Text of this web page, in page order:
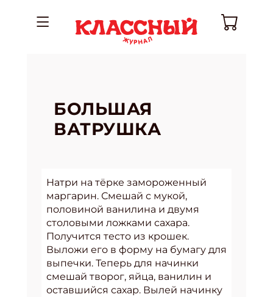
БОЛЬШАЯ
ВАТРУШКА
Натри на тёрке замороженный
маргарин. Смешай с мукой,
половиной ванилина и двумя
столовыми ложками сахара.
Получится тесто из крошек.
Выложи его в форму на бумагу для
выпечки. Теперь для начинки
смешай творог, яйца, ванилин и
оставшийся сахар. Вылей начинку